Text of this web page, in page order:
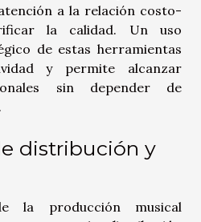
a la relación costo-
la calidad. Un uso
de estas herramientas
y permite alcanzar
sin depender de
distribución y
la producción musical